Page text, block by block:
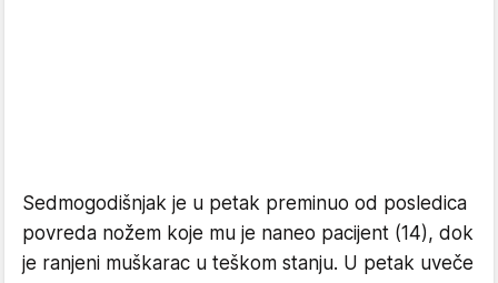
Sedmogodišnjak je u petak preminuo od posledica
povreda nožem koje mu je naneo pacijent (14), dok
je ranjeni muškarac u teškom stanju. U petak uveče